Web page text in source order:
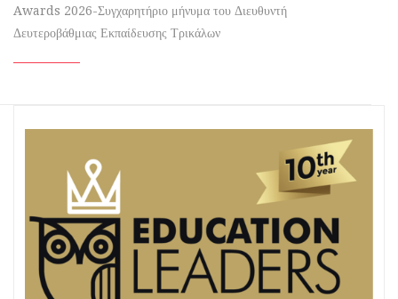
Awards 2026-Συγχαρητήριο μήνυμα του Διευθυντή
Δευτεροβάθμιας Εκπαίδευσης Τρικάλων